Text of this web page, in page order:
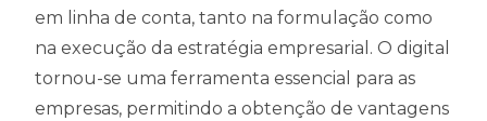
em linha de conta, tanto na formulação como
na execução da estratégia empresarial. O digital
tornou-se uma ferramenta essencial para as
empresas, permitindo a obtenção de vantagens